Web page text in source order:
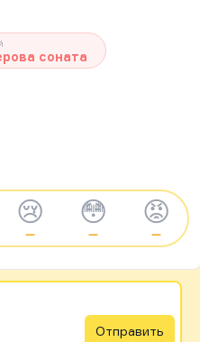
соната
😢
—
😳
—
😡
—
Отправить